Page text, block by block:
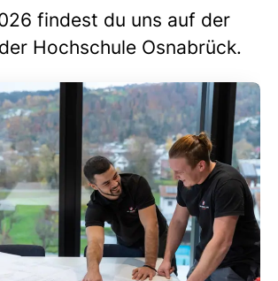
findest du uns auf der
Hochschule Osnabrück.